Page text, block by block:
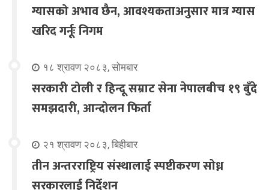
ग्यासको अभाव छैन, आवश्यकताअनुसार मात्र ग्यास
खरिद गर्नूः निगम
१८ श्रावण २०८३, सोमबार
सरकारी टोली र हिन्दू सम्राट सेना नेपालबीच १९ बुँदे
समझदारी, आन्दोलन फिर्ता
२१ श्रावण २०८३, बिहीबार
तीन अन्तरराष्ट्रिय संस्थालाई स्पष्टीकरण सोध्न
सरकारलाई निर्देशन